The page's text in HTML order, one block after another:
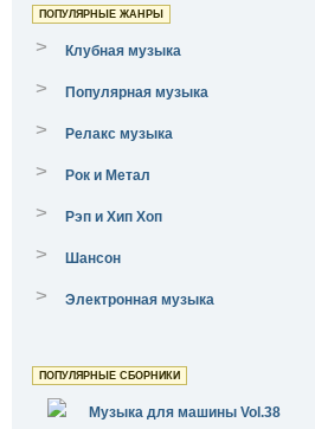
ПОПУЛЯРНЫЕ ЖАНРЫ
> Клубная музыка
> Популярная музыка
> Релакс музыка
> Рок и Метал
> Рэп и Хип Хоп
> Шансон
> Электронная музыка
ПОПУЛЯРНЫЕ СБОРНИКИ
Музыка для машины Vol.38